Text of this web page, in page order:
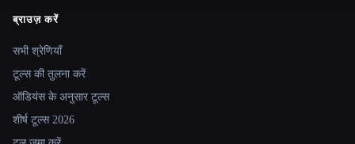
Site navigation
ब्राउज़ करें
सभी श्रेणियाँ
टूल्स की तुलना करें
ऑडियंस के अनुसार टूल्स
शीर्ष टूल्स 2026